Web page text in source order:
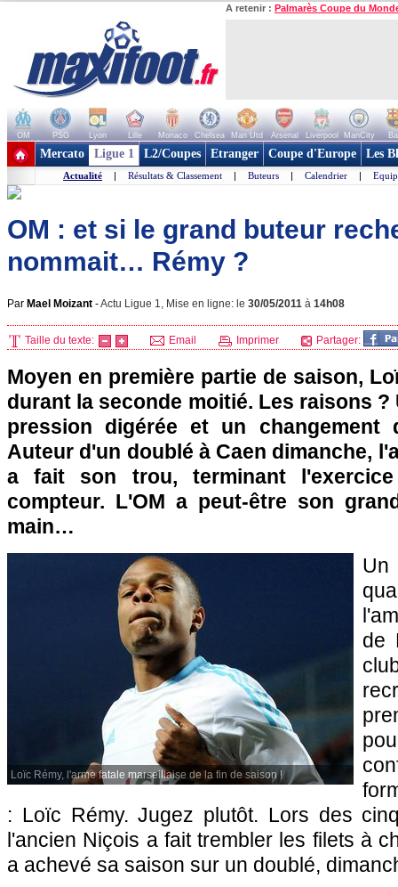
A retenir : Palmarès Coupe du
OM PSG Lyon Lille Monaco Chelsea Man Utd Arsenal Liverpool ManCity
+ de clubs
Mercato Ligue 1 L2/Coupes Etranger Coupe d'Europe Les
Actualité | Résultats & Classement | Buteurs | Calendrier |
OM : et si le grand buteur
nommait… Rémy ?
Par Mael Moizant -Actu Ligue 1, Mise en ligne: le 30/05/2011 à 14h08
Taille du texte: Email Imprimer Partager:
Moyen en première partie de saison,
durant la seconde moitié. Les raisons
pression digérée et un changement
Auteur d'un doublé à Caen dimanche,
a fait son trou, terminant
compteur. L'OM a peut-être son
main…
Loïc Rémy, l'arme fatale marseillaise de la fin de saison !
de
: Loïc Rémy. Jugez plutôt. Lors des
l'ancien Niçois a fait trembler les filets à
a achevé sa saison sur un doublé,